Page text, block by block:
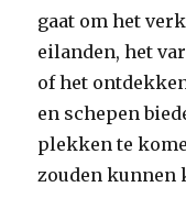
gaat om het
eilanden, het
of het
en schepen
plekken te
zouden kunnen